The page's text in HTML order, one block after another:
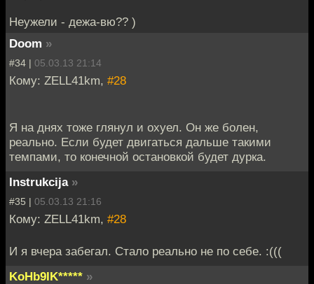
Неужели - дежа-вю?? )
Doom »
#34 | 05.03.13 21:14
Кому: ZELL41km, #28
Я на днях тоже глянул и охуел. Он же болен,
реально. Если будет двигаться дальше такими
темпами, то конечной остановкой будет дурка.
Instrukcija »
#35 | 05.03.13 21:16
Кому: ZELL41km, #28
И я вчера забегал. Стало реально не по себе. :(((
KoHb9IK***** »